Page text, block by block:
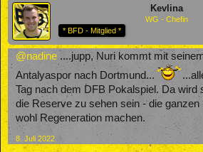
Kevlina
WG - Chefin
* BFD - Mitglied *
@nadine ....jupp, Nuri kommt mit
Antalyaspor nach Dortmund...
Tag nach dem DFB Pokalspiel. Da wird
die Reserve zu sehen sein - die ganzen
wohl Regeneration machen.
8. Juli 2022